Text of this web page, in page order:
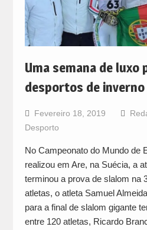
Uma semana de luxo
desportos de
Fevereiro 18, 2019
Desporto
No Campeonato do Mundo de
realizou em Are, na Suécia, a
terminou a prova de slalom na
atletas, o atleta Samuel
para a final de slalom gigante
entre 120 atletas, Ricardo